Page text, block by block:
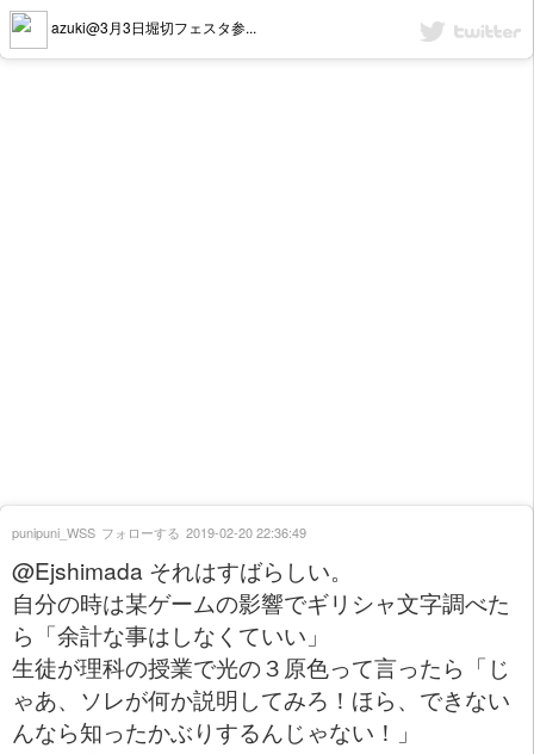
azuki@3月3日堀切フェスタ参...
@Ejshimada それはすばらしい。
自分の時は某ゲームの影響でギリシャ文字調べた
ら「余計な事はしなくていい」
生徒が理科の授業で光の３原色って言ったら「じ
ゃあ、ソレが何か説明してみろ！ほら、できない
んなら知ったかぶりするんじゃない！」
punipuni_WSS フォローする 2019-02-20 22:36:49